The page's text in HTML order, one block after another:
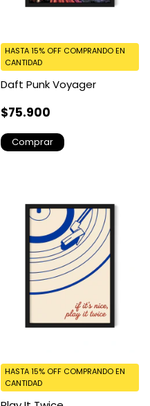
Daft Punk Voyager
$75.900
HASTA 15% OFF COMPRANDO EN
CANTIDAD
Comprar
HASTA 15% OFF COMPRANDO EN
CANTIDAD